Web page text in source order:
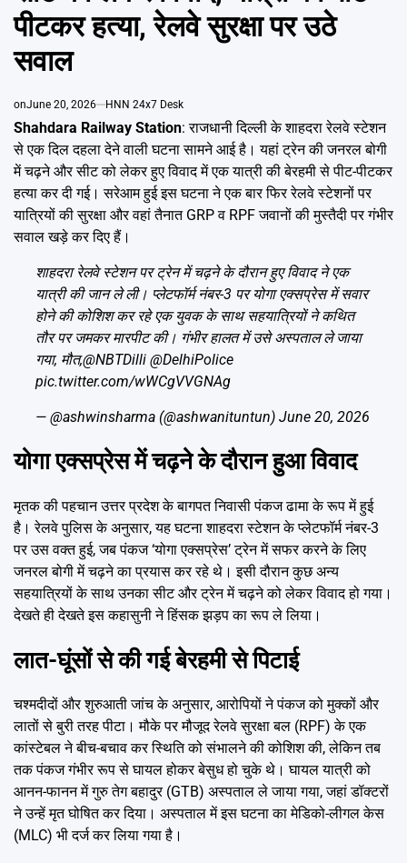
पीटकर हत्या, रेलवे सुरक्षा पर उठे
सवाल
onJune 20, 2026 HNN 24x7 Desk
Shahdara Railway Station: राजधानी दिल्ली के शाहदरा रेलवे स्टेशन
से एक दिल दहला देने वाली घटना सामने आई है। यहां ट्रेन की जनरल बोगी
में चढ़ने और सीट को लेकर हुए विवाद में एक यात्री की बेरहमी से पीट-पीटकर
हत्या कर दी गई। सरेआम हुई इस घटना ने एक बार फिर रेलवे स्टेशनों पर
यात्रियों की सुरक्षा और वहां तैनात GRP व RPF जवानों की मुस्तैदी पर गंभीर
सवाल खड़े कर दिए हैं।
शाहदरा रेलवे स्टेशन पर ट्रेन में चढ़ने के दौरान हुए विवाद ने एक
यात्री की जान ले ली। प्लेटफॉर्म नंबर-3 पर योगा एक्सप्रेस में सवार
होने की कोशिश कर रहे एक युवक के साथ सहयात्रियों ने कथित
तौर पर जमकर मारपीट की। गंभीर हालत में उसे अस्पताल ले जाया
गया, मौत,@NBTDilli @DelhiPolice
pic.twitter.com/wWCgVVGNAg
— @ashwinsharma (@ashwanituntun) June 20, 2026
योगा एक्सप्रेस में चढ़ने के दौरान हुआ विवाद
मृतक की पहचान उत्तर प्रदेश के बागपत निवासी पंकज ढामा के रूप में हुई
है। रेलवे पुलिस के अनुसार, यह घटना शाहदरा स्टेशन के प्लेटफॉर्म नंबर-3
पर उस वक्त हुई, जब पंकज ‘योगा एक्सप्रेस’ ट्रेन में सफर करने के लिए
जनरल बोगी में चढ़ने का प्रयास कर रहे थे। इसी दौरान कुछ अन्य
सहयात्रियों के साथ उनका सीट और ट्रेन में चढ़ने को लेकर विवाद हो गया।
देखते ही देखते इस कहासुनी ने हिंसक झड़प का रूप ले लिया।
लात-घूंसों से की गई बेरहमी से पिटाई
चश्मदीदों और शुरुआती जांच के अनुसार, आरोपियों ने पंकज को मुक्कों और
लातों से बुरी तरह पीटा। मौके पर मौजूद रेलवे सुरक्षा बल (RPF) के एक
कांस्टेबल ने बीच-बचाव कर स्थिति को संभालने की कोशिश की, लेकिन तब
तक पंकज गंभीर रूप से घायल होकर बेसुध हो चुके थे। घायल यात्री को
आनन-फानन में गुरु तेग बहादुर (GTB) अस्पताल ले जाया गया, जहां डॉक्टरों
ने उन्हें मृत घोषित कर दिया। अस्पताल में इस घटना का मेडिको-लीगल केस
(MLC) भी दर्ज कर लिया गया है।